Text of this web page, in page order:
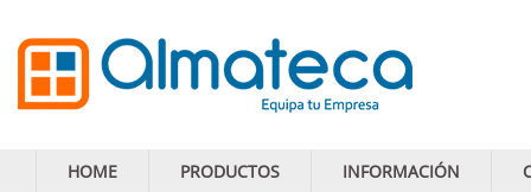
HOME PRODUCTOS INFORMACIÓN